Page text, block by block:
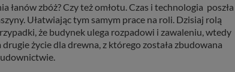
łanów zbóż? Czy też omłotu. Czas i technologia poszła
Ułatwiając tym samym prace na roli. Dzisiaj rolą
że budynek ulega rozpadowi i zawaleniu, wtedy
życie dla drewna, z którego została zbudowana